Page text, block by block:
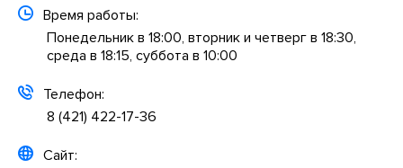
Время работы:
Понедельник в 18:00, вторник и четверг в 18:30,
среда в 18:15, суббота в 10:00
Телефон:
8 (421) 422-17-36
Сайт: